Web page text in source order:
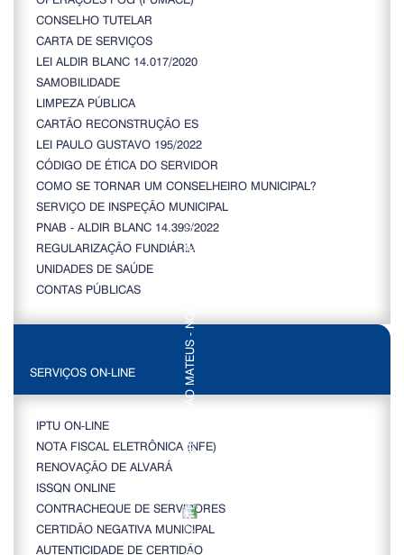
CONSELHO TUTELAR
CARTA DE SERVIÇOS
LEI ALDIR BLANC 14.017/2020
SAMOBILIDADE
LIMPEZA PÚBLICA
CARTÃO RECONSTRUÇÃO ES
LEI PAULO GUSTAVO 195/2022
CÓDIGO DE ÉTICA DO SERVIDOR
COMO SE TORNAR UM CONSELHEIRO MUNICIPAL?
SERVIÇO DE INSPEÇÃO MUNICIPAL
PNAB - ALDIR BLANC 14.399/2022
REGULARIZAÇÃO FUNDIÁRIA
UNIDADES DE SAÚDE
CONTAS PÚBLICAS
SERVIÇOS ON-LINE
IPTU ON-LINE
NOTA FISCAL ELETRÔNICA (NFE)
RENOVAÇÃO DE ALVARÁ
ISSQN ONLINE
CONTRACHEQUE DE SERVIDORES
CERTIDÃO NEGATIVA MUNICIPAL
AUTENTICIDADE DE CERTIDÃO